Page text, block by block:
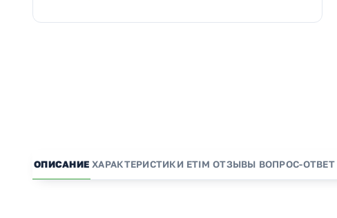
ОПИСАНИЕ ХАРАКТЕРИСТИКИ ETIM ОТЗЫВЫ ВОПРОС-ОТВЕТ